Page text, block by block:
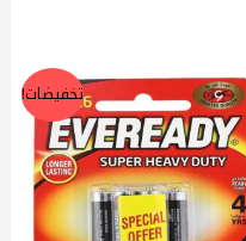
تخفيضات! السعر
الأصلي
هو:
80,00 EGP.
السعر
الحالي
هو:
70,00 EGP.